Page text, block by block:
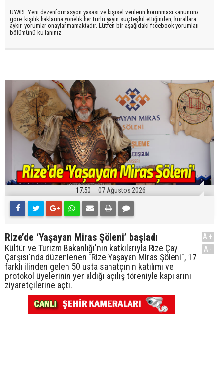
UYARI: Yeni dezenformasyon yasası ve kişisel verilerin korunması kanununa
göre; kişilik haklarına yönelik her türlü yayın suç teşkil ettiğinden, kurallara
aykırı yorumlar onaylanmamaktadır. Lütfen bir aşağıdaki facebook yorumları
bölümünü kullanınız
17:50 07 Ağustos 2026
Rize’de ‘Yaşayan Miras Şöleni’ başladı
Kültür ve Turizm Bakanlığı'nın katkılarıyla Rize Çay
Çarşısı'nda düzenlenen "Rize Yaşayan Miras Şöleni", 17
farklı ilinden gelen 50 usta sanatçının katılımı ve
protokol üyelerinin yer aldığı açılış töreniyle kapılarını
ziyaretçilerine açtı.
A+
A-